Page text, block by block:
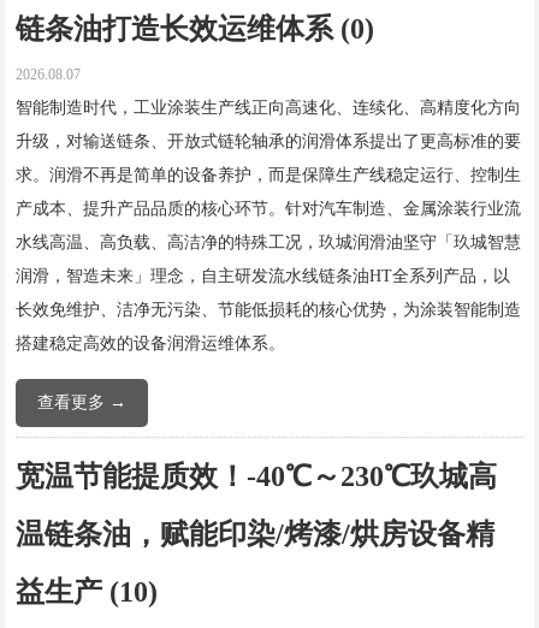
链条油打造长效运维体系 (0)
2026.08.07
智能制造时代，工业涂装生产线正向高速化、连续化、高精度化方向
升级，对输送链条、开放式链轮轴承的润滑体系提出了更高标准的要
求。润滑不再是简单的设备养护，而是保障生产线稳定运行、控制生
产成本、提升产品品质的核心环节。针对汽车制造、金属涂装行业流
水线高温、高负载、高洁净的特殊工况，玖城润滑油坚守「玖城智慧
润滑，智造未来」理念，自主研发流水线链条油HT全系列产品，以
长效免维护、洁净无污染、节能低损耗的核心优势，为涂装智能制造
搭建稳定高效的设备润滑运维体系。
查看更多 →
宽温节能提质效！-40℃～230℃玖城高
温链条油，赋能印染/烤漆/烘房设备精
益生产 (10)